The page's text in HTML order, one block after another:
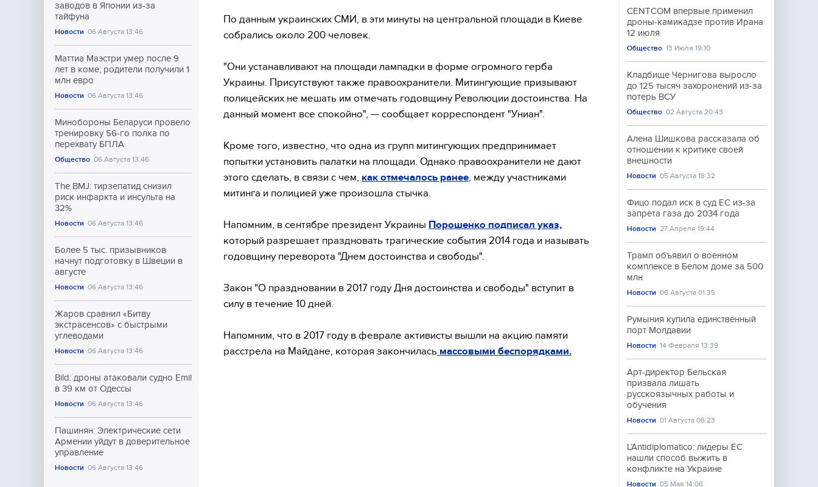
заводов в Японии из-за
тайфуна
Новости 06 Августа 13:46
Маттиа Маэстри умер после 9
лет в коме; родители получили 1
млн евро
Новости 06 Августа 13:46
Минобороны Беларуси провело
тренировку 56-го полка по
перехвату БПЛА
Общество 06 Августа 13:46
The BMJ: тирзепатид снизил
риск инфаркта и инсульта на
32%
Новости 06 Августа 13:46
Более 5 тыс. призывников
начнут подготовку в Швеции в
августе
Новости 06 Августа 13:46
Жаров сравнил «Битву
экстрасенсов» с быстрыми
углеводами
Новости 06 Августа 13:46
Bild: дроны атаковали судно Emil
в 39 км от Одессы
Новости 06 Августа 13:46
Пашинян: Электрические сети
Армении уйдут в доверительное
управление
Новости 06 Августа 13:46
По данным украинских СМИ, в эти минуты на центральной площади в Киеве
собрались около 200 человек.
"Они устанавливают на площади лампадки в форме огромного герба
Украины. Присутствуют также правоохранители. Митингующие призывают
полицейских не мешать им отмечать годовщину Революции достоинства. На
данный момент все спокойно", — сообщает корреспондент "Униан".
Кроме того, известно, что одна из групп митингующих предпринимает
попытки установить палатки на площади. Однако правоохранители не дают
этого сделать, в связи с чем, как отмечалось ранее , между участниками
митинга и полицией уже произошла стычка.
Напомним, в сентябре президент Украины Порошенко подписал указ,
который разрешает праздновать трагические события 2014 года и называть
годовщину переворота "Днем достоинства и свободы".
Закон "О праздновании в 2017 году Дня достоинства и свободы" вступит в
силу в течение 10 дней.
Напомним, что в 2017 году в феврале активисты вышли на акцию памяти
расстрела на Майдане, которая закончилась массовыми беспорядками.
CENTCOM впервые применил
дроны-камикадзе против Ирана
12 июля
Общество 13 Июля 19:10
Кладбище Чернигова выросло
до 125 тысяч захоронений из-за
потерь ВСУ
Общество 02 Августа 20:43
Алена Шишкова рассказала об
отношении к критике своей
внешности
Новости 05 Августа 18:32
Фицо подал иск в суд ЕС из-за
запрета газа до 2034 года
Новости 27 Апреля 19:44
Трамп объявил о военном
комплексе в Белом доме за 500
млн
Новости 06 Августа 01:35
Румыния купила единственный
порт Молдавии
Новости 14 Февраля 13:39
Арт-директор Бельская
призвала лишать
русскоязычных работы и
обучения
Новости 01 Августа 06:23
L’Antidiplomatico: лидеры ЕС
нашли способ выжить в
конфликте на Украине
Новости 05 Мая 14:06